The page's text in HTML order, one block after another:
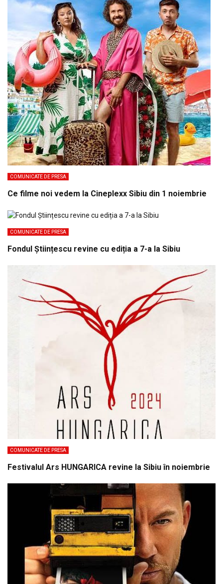
COMUNICATE DE PRESA
Ce filme noi vedem la Cineplexx Sibiu din 1 noiembrie
COMUNICATE DE PRESA
Fondul Științescu revine cu ediția a 7-a la Sibiu
COMUNICATE DE PRESA
Festivalul Ars HUNGARICA revine la Sibiu în noiembrie